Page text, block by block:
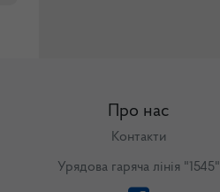
Про нас
Контакти
Урядова гаряча лінія "1545"